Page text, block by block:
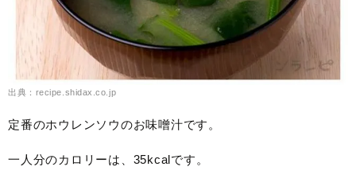
出典：recipe.shidax.co.jp
定番のホウレンソウのお味噌汁です。
一人分のカロリーは、35kcalです。